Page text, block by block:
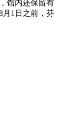
馆内还保留有
1日之前，芬